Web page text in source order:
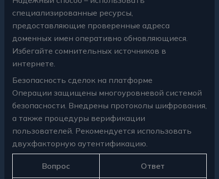
специализированные ресурсы,
предоставляющие проверенные адреса
доменных имен оперативно обновляющиеся.
Избегайте сомнительных источников в
интернете.
Безопасность сделок на платформе
Операции защищены многоуровневой системой
безопасности. Внедрены протоколы шифрования,
а также процедуры верификации
пользователей. Рекомендуется использовать
двухфакторную аутентификацию.
Вопрос Ответ